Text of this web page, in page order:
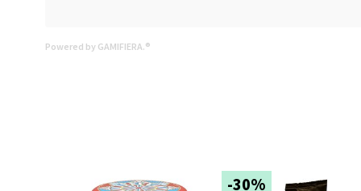
Powered by GAMIFIERA.®
-30%